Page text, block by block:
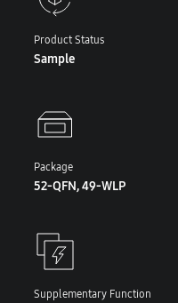
Product Status
Sample
Package
52-QFN, 49-WLP
Supplementary Function